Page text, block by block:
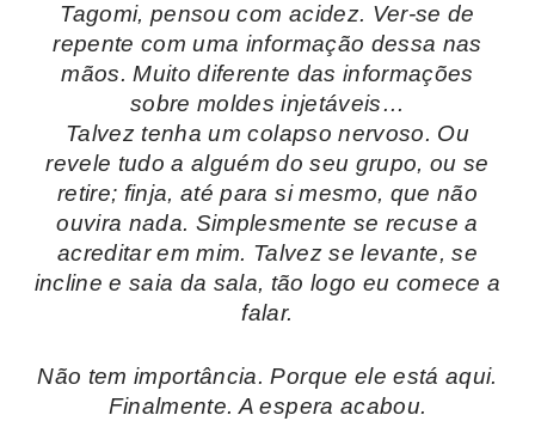
Tagomi, pensou com acidez. Ver-se de
repente com uma informação dessa nas
mãos. Muito diferente das informações
sobre moldes injetáveis…
Talvez tenha um colapso nervoso. Ou
revele tudo a alguém do seu grupo, ou se
retire; finja, até para si mesmo, que não
ouvira nada. Simplesmente se recuse a
acreditar em mim. Talvez se levante, se
incline e saia da sala, tão logo eu comece a
falar.
Não tem importância. Porque ele está aqui.
Finalmente. A espera acabou.